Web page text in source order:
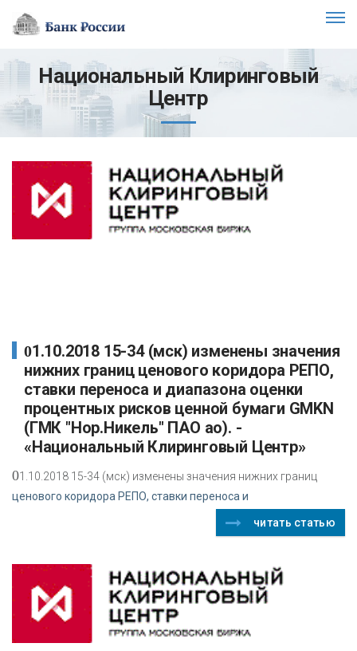
Национальный Клиринговый
Центр
01.10.2018 15-34 (мск) изменены значения
нижних границ ценового коридора РЕПО,
ставки переноса и диапазона оценки
процентных рисков ценной бумаги GMKN
(ГМК "Нор.Никель" ПАО ао). -
«Национальный Клиринговый Центр»
01.10.2018 15-34 (мск) изменены значения нижних границ
ценового коридора РЕПО, ставки переноса и
читать статью